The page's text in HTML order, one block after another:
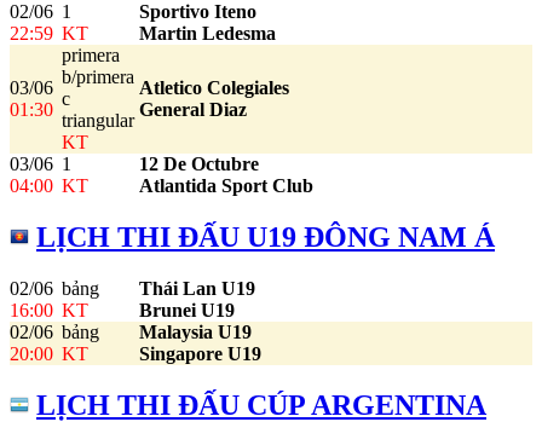
02/06
22:59
1
KT
Sportivo Iteno
Martin Ledesma
03/06
01:30
primera
b/primera
c
triangular
KT
Atletico Colegiales
General Diaz
03/06
04:00
1
KT
12 De Octubre
Atlantida Sport Club
LỊCH THI ĐẤU U19 ĐÔNG NAM Á
02/06
16:00
bảng
KT
Thái Lan U19
Brunei U19
02/06
20:00
bảng
KT
Malaysia U19
Singapore U19
LỊCH THI ĐẤU CÚP ARGENTINA